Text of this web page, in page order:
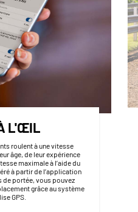
L'ŒIL
roulent à une vitesse
âge, de leur expérience
maximale à l’aide du
à partir de l’application
de portée, vous pouvez
grâce au système
GPS.